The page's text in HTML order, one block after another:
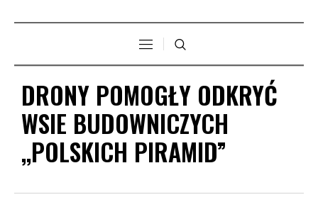
DRONY POMOGŁY ODKRYĆ
WSIE BUDOWNICZYCH
,,POLSKICH PIRAMID”